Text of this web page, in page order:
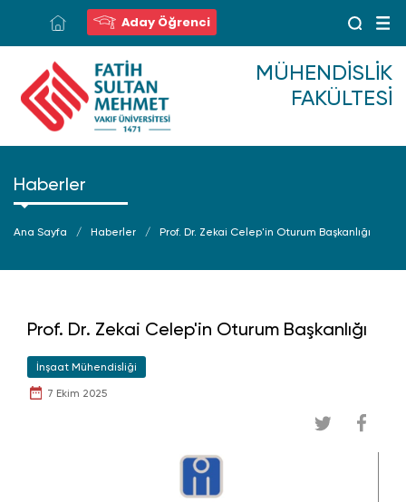
Aday Öğrenci
MÜHENDISLIK
FAKÜLTESI
Haberler
Ana Sayfa Haberler Prof. Dr. Zekai Celep'in Oturum Başkanlığı
Prof. Dr. Zekai Celep'in Oturum Başkanlığı
İnşaat Mühendisliği
7 Ekim 2025